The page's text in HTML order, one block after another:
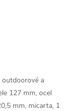
outdoorové a
127 mm, ocel
mm, micarta, 1